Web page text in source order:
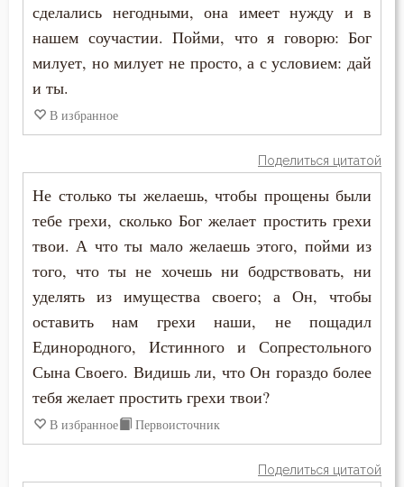
Воровство
Воскресение Христово
Высокомерие
Гадание
Гнев
Гнев Божий
Гонение
Гордость
сделались негодными, она имеет нужду и в
нашем соучастии. Пойми, что я говорю: Бог
милует, но милует не просто, а с условием: дай
и ты.
В избранное
Поделиться цитатой
Не столько ты желаешь, чтобы прощены были
тебе грехи, сколько Бог желает простить грехи
твои. А что ты мало желаешь этого, пойми из
того, что ты не хочешь ни бодрствовать, ни
уделять из имущества своего; а Он, чтобы
оставить нам грехи наши, не пощадил
Единородного, Истинного и Сопрестольного
Сына Своего. Видишь ли, что Он гораздо более
тебя желает простить грехи твои?
В избранное Первоисточник
Поделиться цитатой